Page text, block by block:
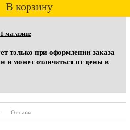
В корзину
1 магазине
только при оформлении заказа
и может отличаться от цены в
Отзывы